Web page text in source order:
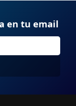
en tu email